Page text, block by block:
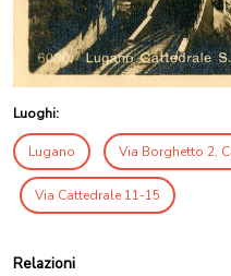
Luoghi:
Lugano Via Borghetto 2,
Via Cattedrale 11-15
Relazioni